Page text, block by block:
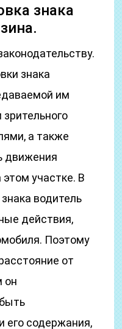
знака
знака
им
а также
движения
участке. В
водитель
действия,
Поэтому
от
он
его содержания,